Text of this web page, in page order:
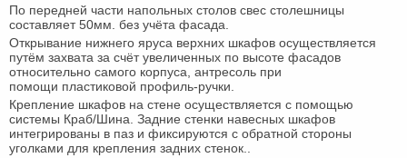
По передней части напольных столов свес столешницы
составляет 50мм. без учёта фасада.
Открывание нижнего яруса верхних шкафов осуществляется
путём захвата за счёт увеличенных по высоте фасадов
относительно самого корпуса, антресоль при
помощи пластиковой профиль-ручки.
Крепление шкафов на стене осуществляется с помощью
системы Краб/Шина. Задние стенки навесных шкафов
интегрированы в паз и фиксируются с обратной стороны
уголками для крепления задних стенок..